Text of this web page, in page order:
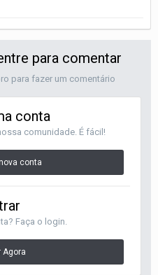
para comentar
para fazer um comentário
conta
comunidade. É fácil!
conta
Faça o login.
Agora